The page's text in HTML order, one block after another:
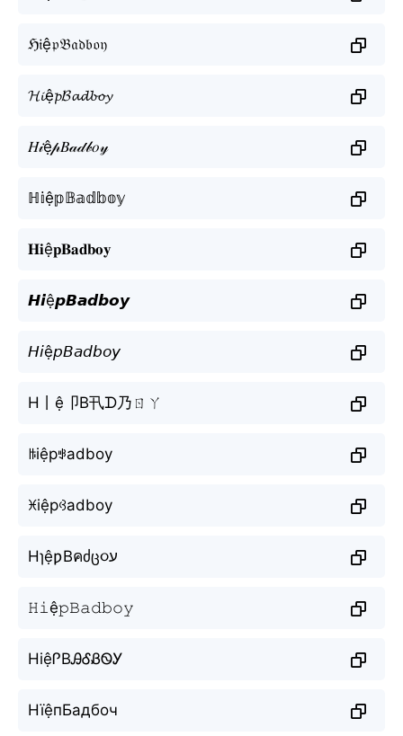
ℌ𝔦ệ𝔭𝔅𝔞𝔡𝔟𝔬𝔶
𝓗𝓲ệ𝓹𝓑𝓪𝓭𝓫𝓸𝔂
𝐻𝒾ệ𝓅𝐵𝒶𝒹𝒷𝑜𝓎
ℍ𝕚ệ𝕡𝔹𝕒𝕕𝕓𝕠𝕪
𝐇𝐢ệ𝐩𝐁𝐚𝐝𝐛𝐨𝐲
𝙃𝙞ệ𝙥𝘽𝙖𝙙𝙗𝙤𝙮
𝘏𝘪ệ𝘱𝘉𝘢𝘥𝘣𝘰𝘺
H丨ệ卩B卂ᗪ乃ㄖㄚ
ꑛiệpꃃadboy
ꁝiệpꃳadboy
HɿệƿBคძც૦ע
𝙷𝚒ệ𝚙𝙱𝚊𝚍𝚋𝚘𝚢
HiệᎵBᎯᎴᏰᏫᎩ
НїệпБадбоч